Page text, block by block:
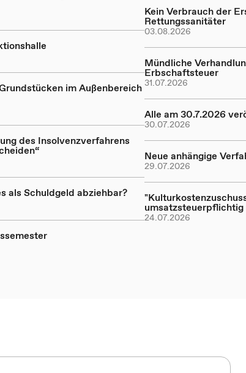
im Außenbereich
des Insolvenzverfahrens
als Schuldgeld abziehbar?
Kein Verbrauch der
Rettungssanitäter
03.08.2026
Mündliche
Erbschaftsteuer
31.07.2026
Alle am 30.7.2026
30.07.2026
Neue anhängige
29.07.2026
umsatzsteuerpflichtig
24.07.2026